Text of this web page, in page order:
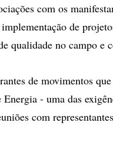
com os
de
qualidade no campo e
de movimentos
- uma das
com